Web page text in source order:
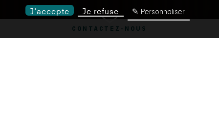
CONTACTEZ-NOUS
J'accepte Je refuse ✎ Personnaliser